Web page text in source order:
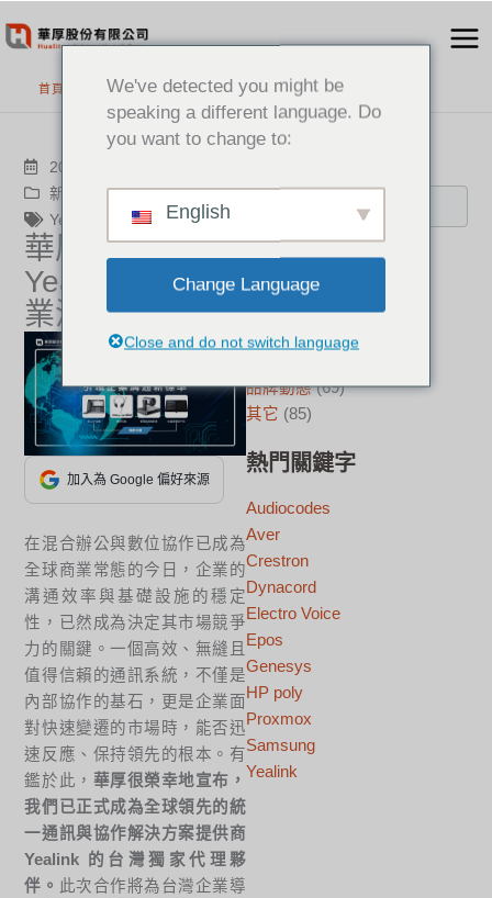
至
首頁 最新消息
2026-02-13
新聞中心,品牌動態
Yealink
華厚正式代理
Yealink引領企
業溝通新標準
加入為 Google 偏好來源
在混合辦公與數位協作已成為
全球商業常態的今日，企業的
溝通效率與基礎設施的穩定
性，已然成為決定其市場競爭
力的關鍵。一個高效、無縫且
值得信賴的通訊系統，不僅是
內部協作的基石，更是企業面
對快速變遷的市場時，能否迅
速反應、保持領先的根本。有
鑑於此， 華厚很榮幸地宣布，
我們已正式成為全球領先的統
一通訊與協作解決方案提供商
Yealink 的台灣獨家代理夥
伴。 此次合作將為台灣企業導
搜尋
分類
新聞中心(21)
成功案例
品牌動態(69)
其它 (85)
熱門關鍵字
Audiocodes
Aver
Crestron
Dynacord
Electro Voice
Epos
Genesys
HP poly
Proxmox
Samsung
Yealink
We've detected you might be
speaking a different language. Do
you want to change to:
English
Change Language
Close and do not switch language